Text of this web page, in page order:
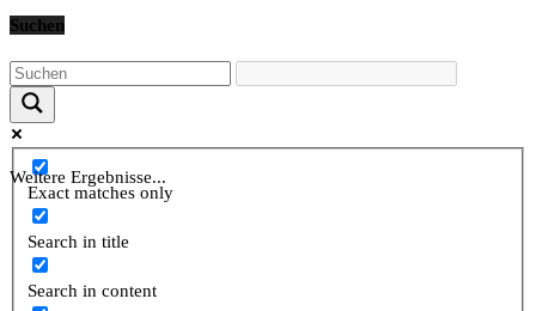
Suchen
Weitere Ergebnisse...
Exact matches only
Search in title
Search in content